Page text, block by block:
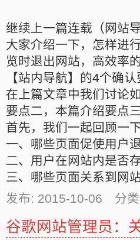
继续上一篇连载（网站
大家介绍一下，怎样进
览时退出网站，高效率
【站内导航】的4个确认
在上篇文章中我们讨论
要点二，本篇介绍要点
首先，我们一起回顾一
一、哪些页面促使用户
二、用户在网站内是否
三、哪些页面关系到网
发布: 2015-10-06 分
谷歌网站管理员：